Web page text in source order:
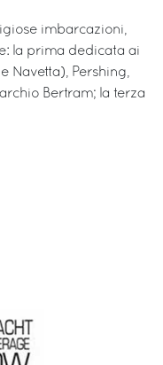
imbarcazioni,
la prima dedicata ai
Navetta), Pershing,
Bertram; la terza